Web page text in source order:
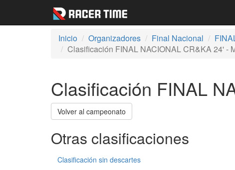
Inicio Organizadores Final Nacional
Clasificación FINAL NACIONAL CR&KA 24' -
Clasificación FINAL
Volver al campeonato
Otras clasificaciones
Clasificación sin descartes